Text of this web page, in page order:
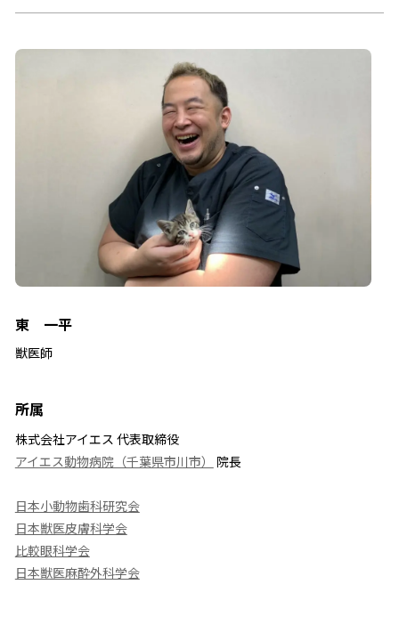
東 一平
獣医師
所属
株式会社アイエス 代表取締役
アイエス動物病院（千葉県市川市）
院長
日本小動物歯科研究会
日本獣医皮膚科学会
比較眼科学会
日本獣医麻酔外科学会